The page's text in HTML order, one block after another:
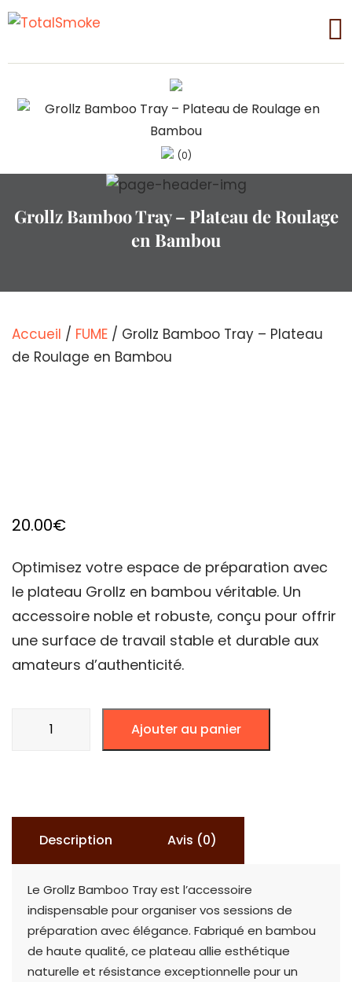
(0)
Grollz Bamboo Tray – Plateau de Roulage
en Bambou
Accueil / FUME / Grollz Bamboo Tray – Plateau
de Roulage en Bambou
20.00€
Optimisez votre espace de préparation avec
le plateau Grollz en bambou véritable. Un
accessoire noble et robuste, conçu pour offrir
une surface de travail stable et durable aux
amateurs d’authenticité.
Bambou
Ajouter au panier
Description Avis (0)
Le Grollz Bamboo Tray est l’accessoire
indispensable pour organiser vos sessions de
préparation avec élégance. Fabriqué en bambou
de haute qualité, ce plateau allie esthétique
naturelle et résistance exceptionnelle pour un